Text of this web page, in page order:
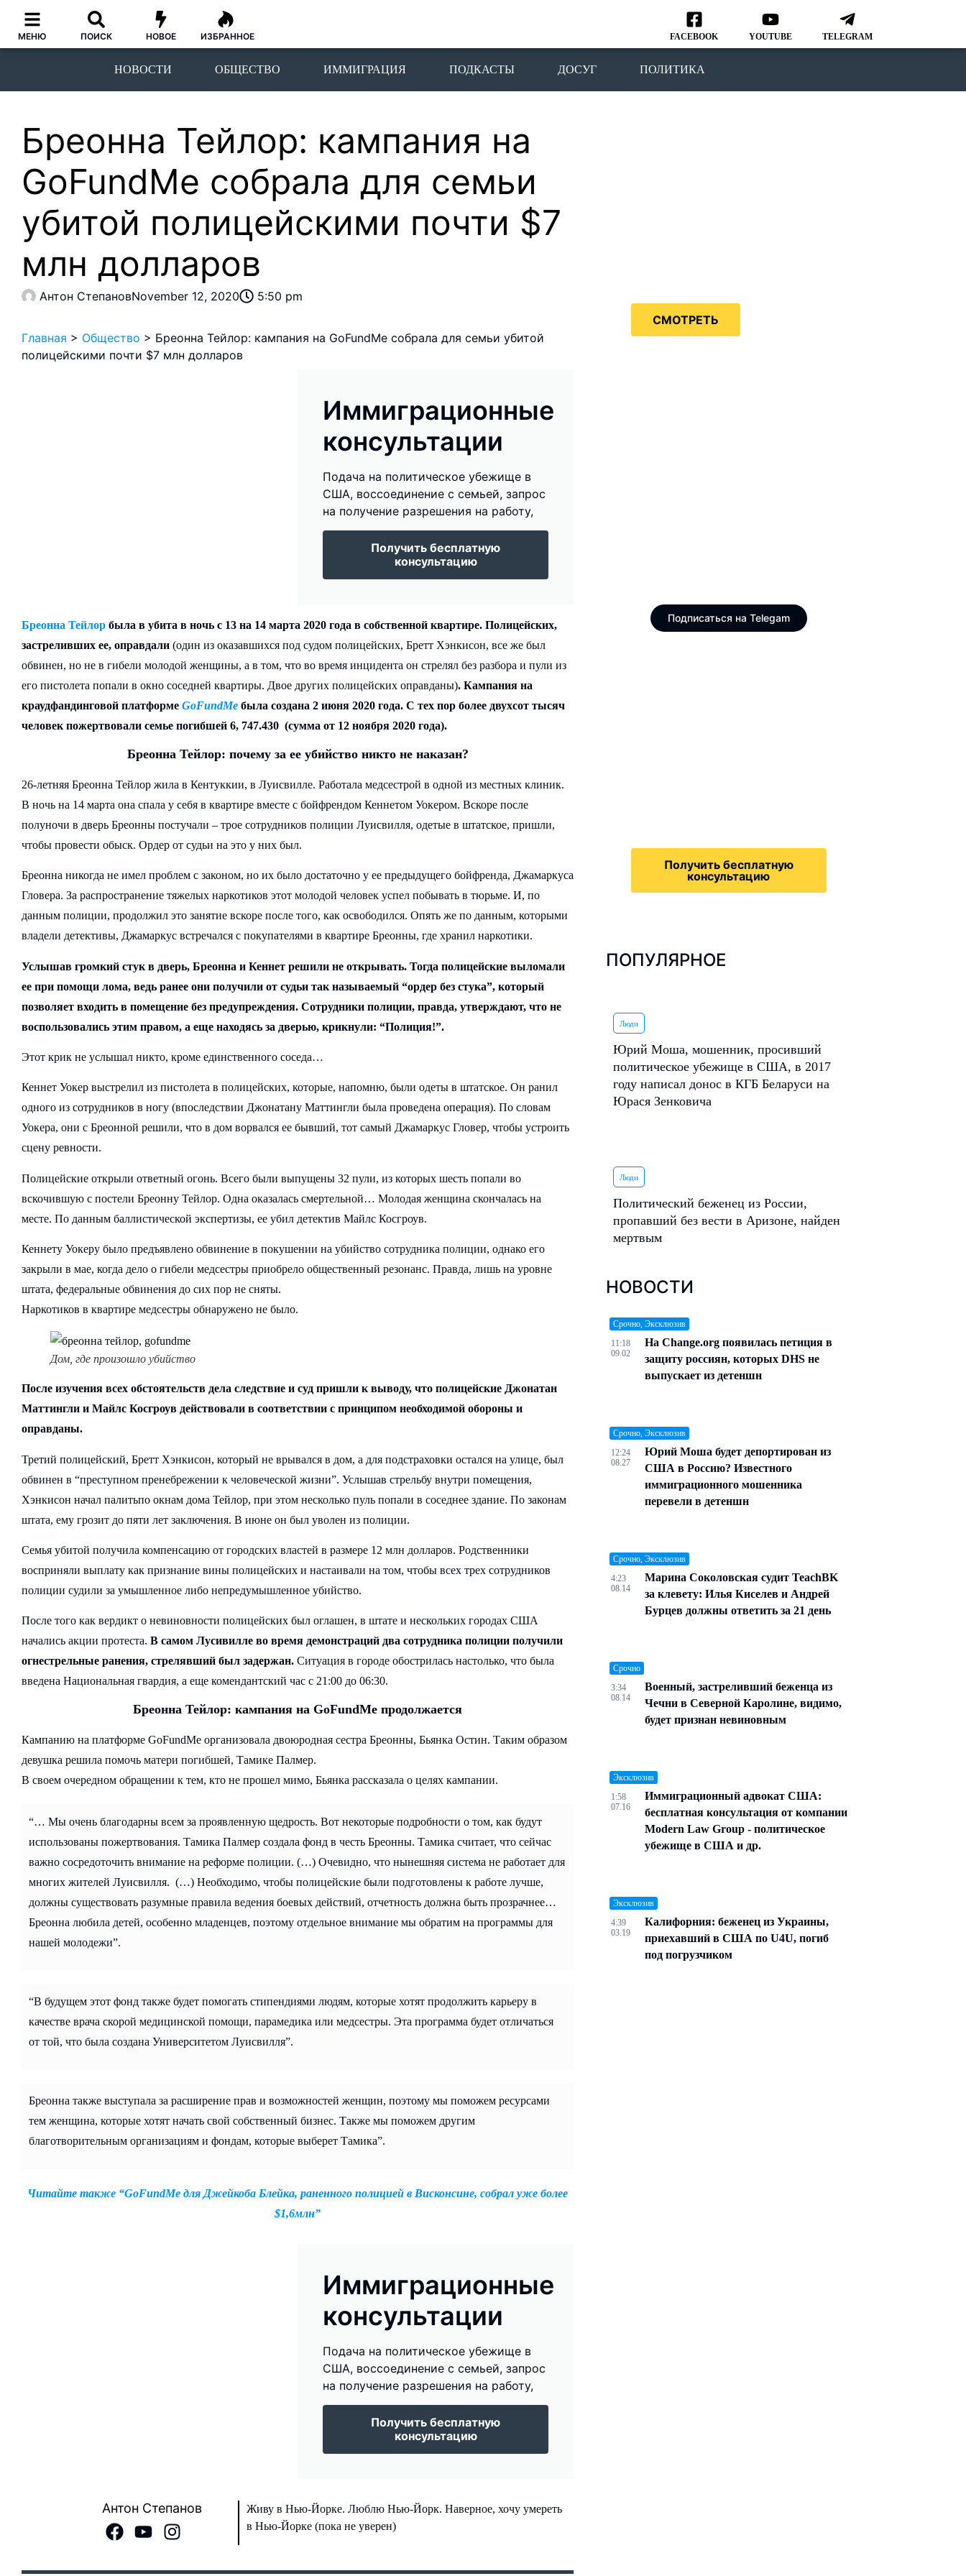
МЕНЮ ПОИСК НОВОЕ ИЗБРАННОЕ FACEBOOK YOUTUBE TELEGRAM
НОВОСТИ ОБЩЕСТВО ИММИГРАЦИЯ ПОДКАСТЫ ДОСУГ ПОЛИТИКА
Бреонна Тейлор: кампания на
GoFundMe собрала для семьи
убитой полицейскими почти $7
млн долларов
Антон СтепановNovember 12, 2020 5:50 pm
Главная > Общество > Бреонна Тейлор: кампания на GoFundMe собрала для семьи убитой
полицейскими почти $7 млн долларов
Иммиграционные
консультации
Подача на политическое убежище в
США, воссоединение с семьей, запрос
на получение разрешения на работу,
Получить бесплатную
консультацию
Бреонна Тейлор была в убита в ночь с 13 на 14 марта 2020 года в собственной квартире. Полицейских,
застреливших ее, оправдали (один из оказавшихся под судом полицейских, Бретт Хэнкисон, все же был
обвинен, но не в гибели молодой женщины, а в том, что во время инцидента он стрелял без разбора и пули из
его пистолета попали в окно соседней квартиры. Двое других полицейских оправданы). Кампания на
краудфандинговой платформе GoFundMe была создана 2 июня 2020 года. С тех пор более двухсот тысяч
человек пожертвовали семье погибшей 6, 747.430 (сумма от 12 ноября 2020 года).
Бреонна Тейлор: почему за ее убийство никто не наказан?
26-летняя Бреонна Тейлор жила в Кентуккии, в Луисвилле. Работала медсестрой в одной из местных клиник.
В ночь на 14 марта она спала у себя в квартире вместе с бойфрендом Кеннетом Уокером. Вскоре после
полуночи в дверь Бреонны постучали – трое сотрудников полиции Луисвилля, одетые в штатское, пришли,
чтобы провести обыск. Ордер от судьи на это у них был.
Бреонна никогда не имел проблем с законом, но их было достаточно у ее предыдущего бойфренда, Джамаркуса
Гловера. За распространение тяжелых наркотиков этот молодой человек успел побывать в тюрьме. И, по
данным полиции, продолжил это занятие вскоре после того, как освободился. Опять же по данным, которыми
владели детективы, Джамаркус встречался с покупателями в квартире Бреонны, где хранил наркотики.
Услышав громкий стук в дверь, Бреонна и Кеннет решили не открывать. Тогда полицейские выломали
ее при помощи лома, ведь ранее они получили от судьи так называемый “ордер без стука”, который
позволяет входить в помещение без предупреждения. Сотрудники полиции, правда, утверждают, что не
воспользовались этим правом, а еще находясь за дверью, крикнули: “Полиция!”.
Этот крик не услышал никто, кроме единственного соседа…
Кеннет Уокер выстрелил из пистолета в полицейских, которые, напомню, были одеты в штатское. Он ранил
одного из сотрудников в ногу (впоследствии Джонатану Маттингли была проведена операция). По словам
Уокера, они с Бреонной решили, что в дом ворвался ее бывший, тот самый Джамаркус Гловер, чтобы устроить
сцену ревности.
Полицейские открыли ответный огонь. Всего были выпущены 32 пули, из которых шесть попали во
вскочившую с постели Бреонну Тейлор. Одна оказалась смертельной… Молодая женщина скончалась на
месте. По данным баллистической экспертизы, ее убил детектив Майлс Косгроув.
Кеннету Уокеру было предъявлено обвинение в покушении на убийство сотрудника полиции, однако его
закрыли в мае, когда дело о гибели медсестры приобрело общественный резонанс. Правда, лишь на уровне
штата, федеральные обвинения до сих пор не сняты.
Наркотиков в квартире медсестры обнаружено не было.
Дом, где произошло убийство
После изучения всех обстоятельств дела следствие и суд пришли к выводу, что полицейские Джонатан
Маттингли и Майлс Косгроув действовали в соответствии с принципом необходимой обороны и
оправданы.
Третий полицейский, Бретт Хэнкисон, который не врывался в дом, а для подстраховки остался на улице, был
обвинен в “преступном пренебрежении к человеческой жизни”. Услышав стрельбу внутри помещения,
Хэнкисон начал палитьпо окнам дома Тейлор, при этом несколько пуль попали в соседнее здание. По законам
штата, ему грозит до пяти лет заключения. В июне он был уволен из полиции.
Семья убитой получила компенсацию от городских властей в размере 12 млн долларов. Родственники
восприняли выплату как признание вины полицейских и настаивали на том, чтобы всех трех сотрудников
полиции судили за умышленное либо непредумышленное убийство.
После того как вердикт о невиновности полицейских был оглашен, в штате и нескольких городах США
начались акции протеста. В самом Лусивилле во время демонстраций два сотрудника полиции получили
огнестрельные ранения, стрелявший был задержан. Ситуация в городе обострилась настолько, что была
введена Национальная гвардия, а еще комендантский час с 21:00 до 06:30.
Бреонна Тейлор: кампания на GoFundMe продолжается
Кампанию на платформе GoFundMe организовала двоюродная сестра Бреонны, Бьянка Остин. Таким образом
девушка решила помочь матери погибшей, Тамике Палмер.
В своем очередном обращении к тем, кто не прошел мимо, Бьянка рассказала о целях кампании.
“… Мы очень благодарны всем за проявленную щедрость. Вот некоторые подробности о том, как будут
использованы пожертвования. Тамика Палмер создала фонд в честь Бреонны. Тамика считает, что сейчас
важно сосредоточить внимание на реформе полиции. (…) Очевидно, что нынешняя система не работает для
многих жителей Луисвилля. (…) Необходимо, чтобы полицейские были подготовлены к работе лучше,
должны существовать разумные правила ведения боевых действий, отчетность должна быть прозрачнее…
Бреонна любила детей, особенно младенцев, поэтому отдельное внимание мы обратим на программы для
нашей молодежи”.
“В будущем этот фонд также будет помогать стипендиями людям, которые хотят продолжить карьеру в
качестве врача скорой медицинской помощи, парамедика или медсестры. Эта программа будет отличаться
от той, что была создана Университетом Луисвилля”.
Бреонна также выступала за расширение прав и возможностей женщин, поэтому мы поможем ресурсами
тем женщина, которые хотят начать свой собственный бизнес. Также мы поможем другим
благотворительным организациям и фондам, которые выберет Тамика”.
Читайте также “GoFundMe для Джейкоба Блейка, раненного полицией в Висконсине, собрал уже более
$1,6млн”
Иммиграционные
консультации
Подача на политическое убежище в
США, воссоединение с семьей, запрос
на получение разрешения на работу,
Получить бесплатную
консультацию
Антон Степанов
Живу в Нью-Йорке. Люблю Нью-Йорк. Наверное, хочу умереть
в Нью-Йорке (пока не уверен)
СМОТРЕТЬ
Подписаться на Telegam
Получить бесплатную
консультацию
ПОПУЛЯРНОЕ
Люди
Юрий Моша, мошенник, просивший
политическое убежище в США, в 2017
году написал донос в КГБ Беларуси на
Юрася Зенковича
Люди
Политический беженец из России,
пропавший без вести в Аризоне, найден
мертвым
НОВОСТИ
Срочно, Эксклюзив
11:18
09.02
На Change.org появилась петиция в
защиту россиян, которых DHS не
выпускает из детеншн
Срочно, Эксклюзив
12:24
08.27
Юрий Моша будет депортирован из
США в Россию? Известного
иммиграционного мошенника
перевели в детеншн
Срочно, Эксклюзив
4:23
08.14
Марина Соколовская судит TeachBK
за клевету: Илья Киселев и Андрей
Бурцев должны ответить за 21 день
Срочно
3:34
08.14
Военный, застреливший беженца из
Чечни в Северной Каролине, видимо,
будет признан невиновным
Эксклюзив
1:58
07.16
Иммиграционный адвокат США:
бесплатная консультация от компании
Modern Law Group - политическое
убежище в США и др.
Эксклюзив
4:39
03.19
Калифорния: беженец из Украины,
приехавший в США по U4U, погиб
под погрузчиком